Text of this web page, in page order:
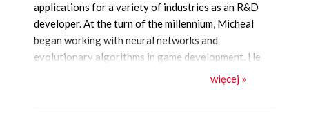
applications for a variety of industries as an R&D
developer. At the turn of the millennium, Micheal
began working with neural networks and
evolutionary algorithms in game development. He
was later introduced to Unity and has been an avid
więcej »